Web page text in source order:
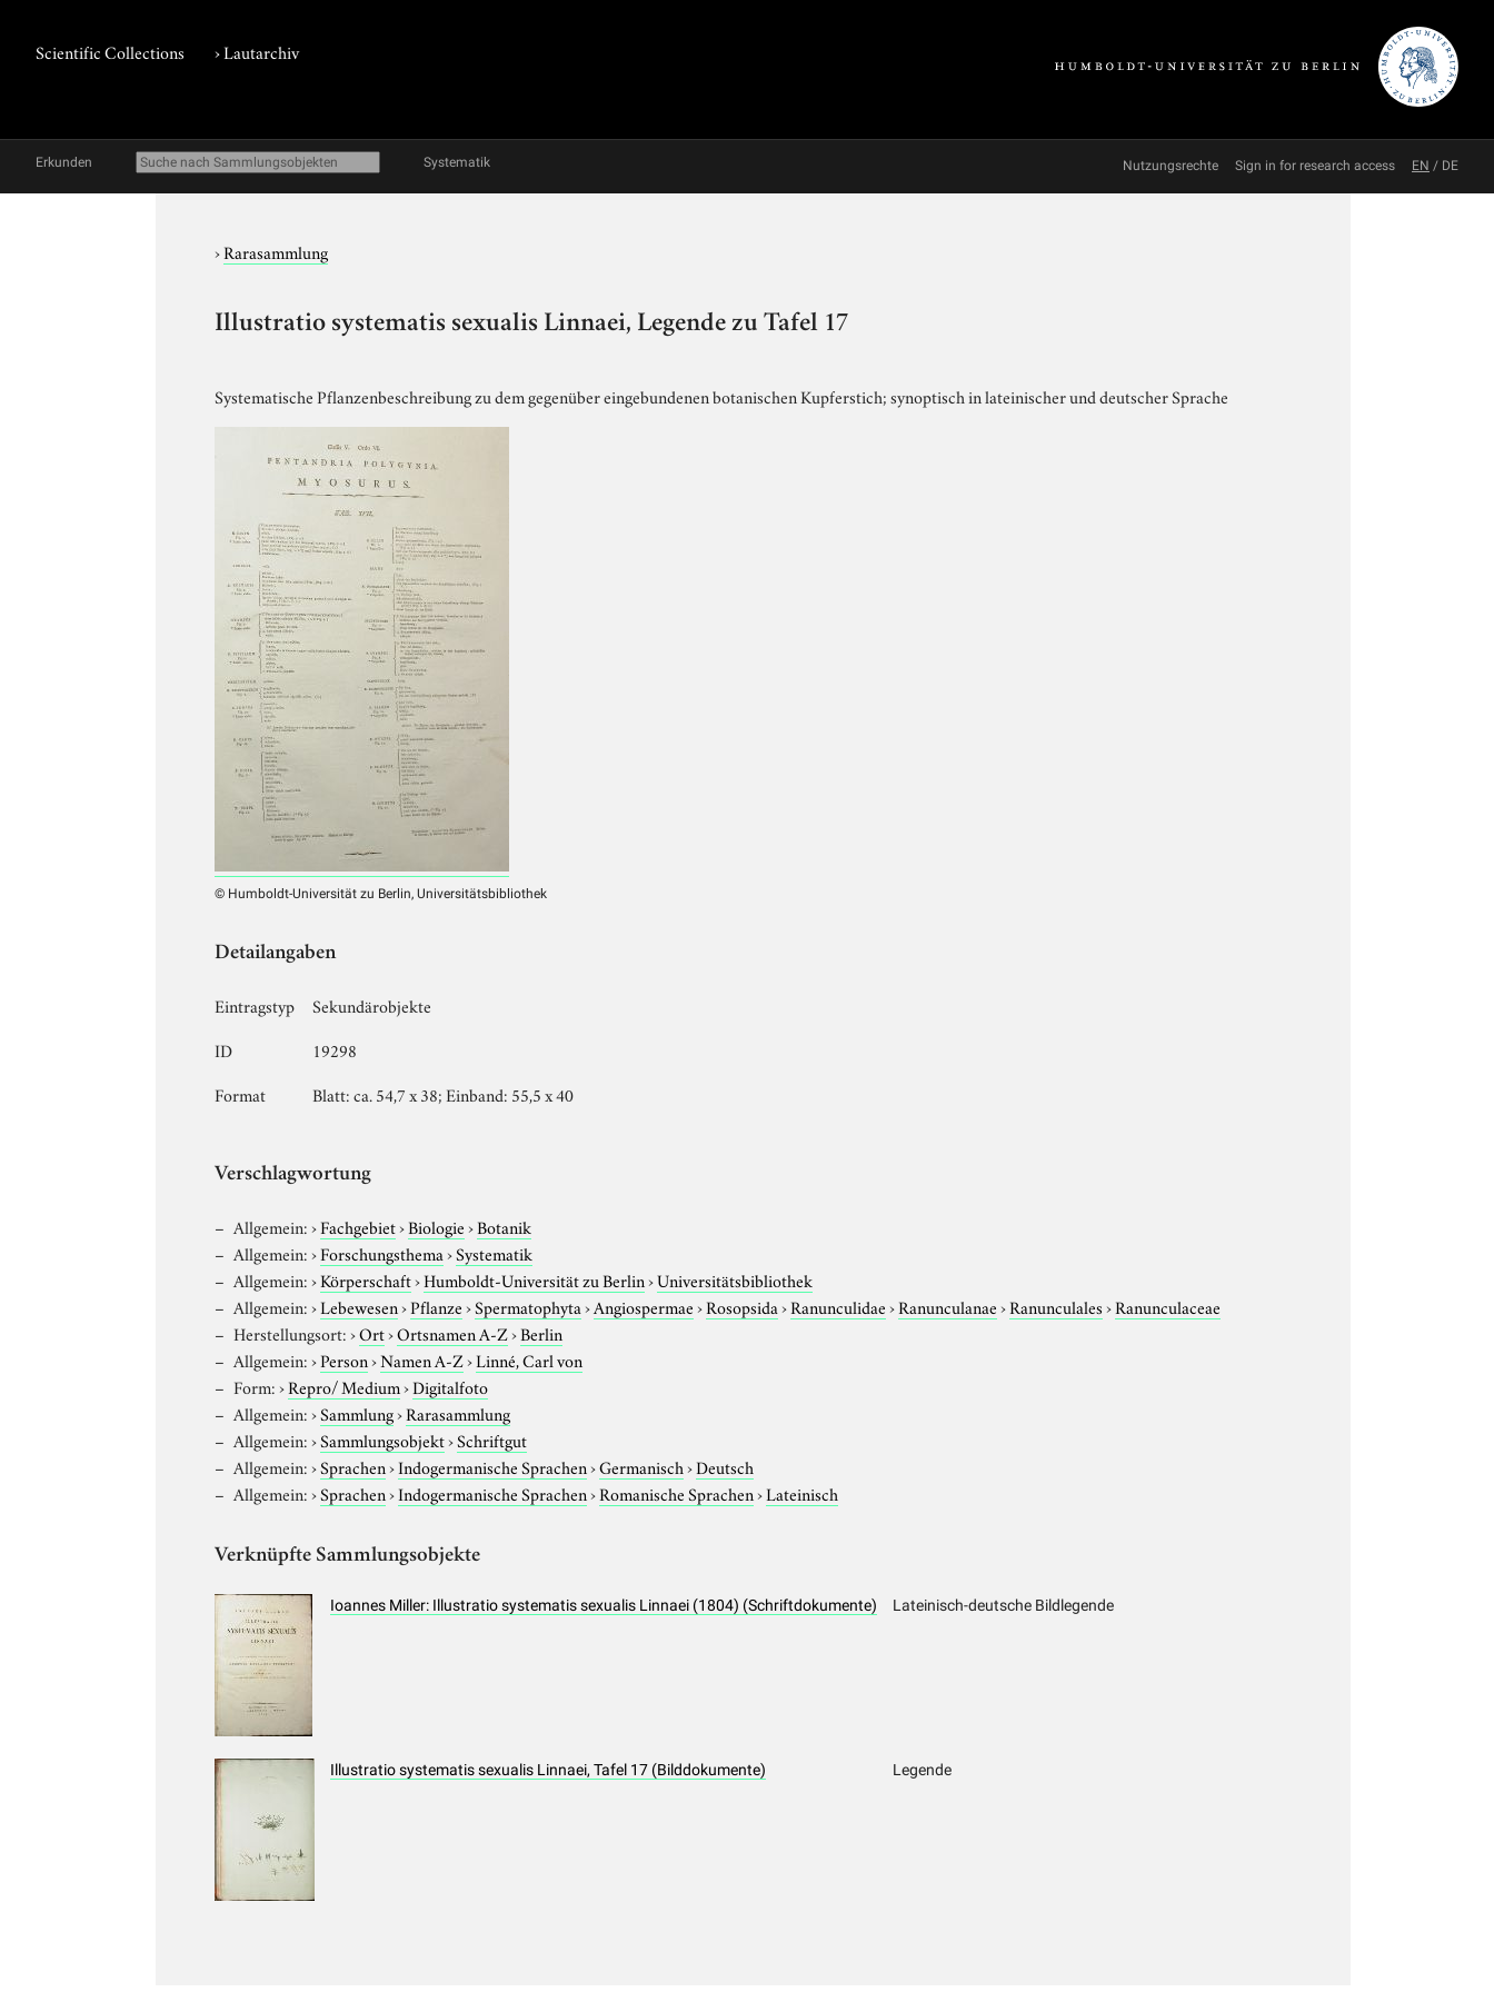
Scientific Collections ›Lautarchiv
Erkunden Systematik Nutzungsrechte Sign in for research access EN / DE
›Rarasammlung
Illustratio systematis sexualis Linnaei, Legende zu Tafel 17
Systematische Pflanzenbeschreibung zu dem gegenüber eingebundenen botanischen Kupferstich; synoptisch in lateinischer und deutscher Sprache
© Humboldt-Universität zu Berlin, Universitätsbibliothek
Detailangaben
Eintragstyp
Sekundärobjekte
ID
19298
Format
Blatt: ca. 54,7 x 38; Einband: 55,5 x 40
Verschlagwortung
Allgemein:›Fachgebiet›Biologie›Botanik
Allgemein:›Forschungsthema›Systematik
Allgemein:›Körperschaft›Humboldt-Universität zu Berlin›Universitätsbibliothek
Allgemein:›Lebewesen›Pflanze›Spermatophyta›Angiospermae›Rosopsida›Ranunculidae›Ranunculanae›Ranunculales›Ranunculaceae
Herstellungsort:›Ort›Ortsnamen A-Z›Berlin
Allgemein:›Person›Namen A-Z›Linné, Carl von
Form:›Repro/ Medium›Digitalfoto
Allgemein:›Sammlung›Rarasammlung
Allgemein:›Sammlungsobjekt›Schriftgut
Allgemein:›Sprachen›Indogermanische Sprachen›Germanisch›Deutsch
Allgemein:›Sprachen›Indogermanische Sprachen›Romanische Sprachen›Lateinisch
Verknüpfte Sammlungsobjekte
Ioannes Miller: Illustratio systematis sexualis Linnaei (1804) (Schriftdokumente) Lateinisch-deutsche Bildlegende
Illustratio systematis sexualis Linnaei, Tafel 17 (Bilddokumente) Legende